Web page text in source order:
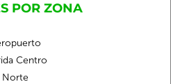
POR ZONA
Centro
Norte